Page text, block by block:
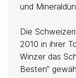
und
Die
2010 in ihrer
Winzer das
Besten“